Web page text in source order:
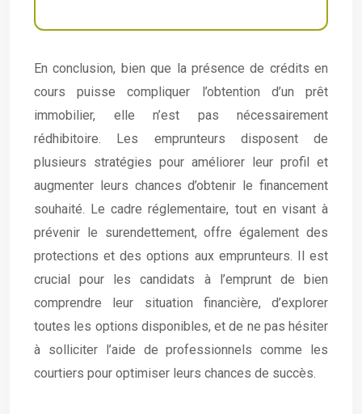
En conclusion, bien que la présence de crédits en
cours puisse compliquer l’obtention d’un prêt
immobilier, elle n’est pas nécessairement
rédhibitoire. Les emprunteurs disposent de
plusieurs stratégies pour améliorer leur profil et
augmenter leurs chances d’obtenir le financement
souhaité. Le cadre réglementaire, tout en visant à
prévenir le surendettement, offre également des
protections et des options aux emprunteurs. Il est
crucial pour les candidats à l’emprunt de bien
comprendre leur situation financière, d’explorer
toutes les options disponibles, et de ne pas hésiter
à solliciter l’aide de professionnels comme les
courtiers pour optimiser leurs chances de succès.